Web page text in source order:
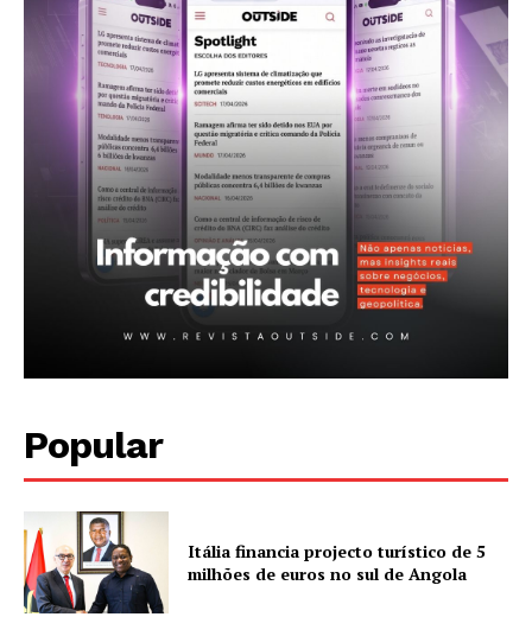
Popular
Itália financia projecto turístico de 5
milhões de euros no sul de Angola